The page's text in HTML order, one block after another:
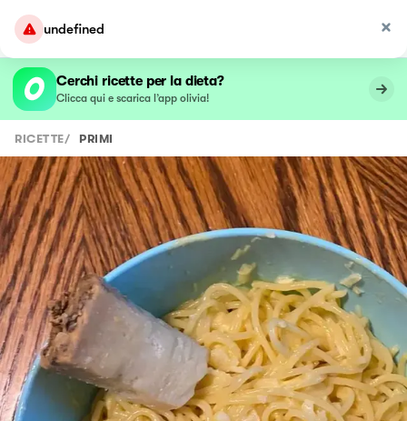
undefined
Cerchi ricette per la dieta?
Clicca qui e scarica l’app olivia!
RICETTE/ PRIMI